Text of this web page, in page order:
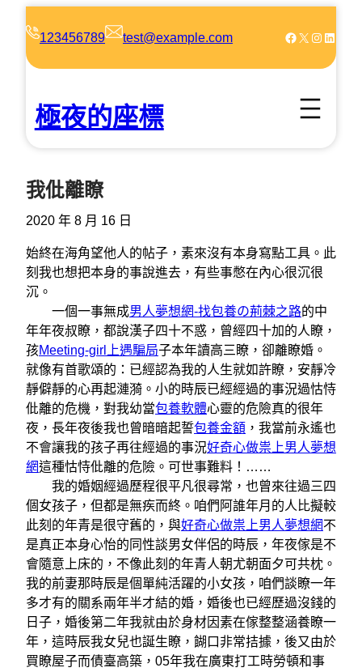
123456789 test@example.com Facebook X Instagram LinkedIn
極夜的座標
我仳離瞭
2020 年 8 月 16 日
始終在海角望他人的帖子，素來沒有本身寫點工具。此
刻我也想把本身的事說進去，有些事憋在內心很沉很
沉。
一個一事無成男人夢想網-找包養の荊棘之路的中
年年夜叔瞭，都說漢子四十不惑，曾經四十加的人瞭，
孩Meeting-girl上遇騙局子本年讀高三瞭，卻離瞭婚。
就像有首歌頌的：已經認為我的人生就如許瞭，安靜冷
靜僻靜的心再起漣漪。小的時辰已經經過的事況過怙恃
仳離的危機，對我幼當包養軟體心靈的危險真的很年
夜，長年夜後我也曾暗暗起誓包養金額 ，我當前永遙也
不會讓我的孩子再往經過的事況好奇心做祟上男人夢想
網這種怙恃仳離的危險。可世事難料！……
我的婚姻經過歷程很平凡很尋常，也曾來往過三四
個女孩子，但都是無疾而終。咱們阿誰年月的人比擬較
此刻的年青是很守舊的，與好奇心做祟上男人夢想網不
是真正本身心怡的同性談男女伴侶的時辰，年夜傢是不
會隨意上床的，不像此刻的年青人朝尤朝面夕可共枕。
我的前妻那時辰是個單純活躍的小女孩，咱們談瞭一年
多才有的關系兩年半才結的婚，婚後也已經歷過沒錢的
日子，婚後第二年我就由於身材因素在傢整整涵養瞭一
年，這時辰我女兒也誕生瞭，餬口非常拮據，後又由於
買瞭屋子而債臺高築，05年我在廣東打工時勞頓和事